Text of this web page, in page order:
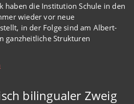
haben die Institution Schule in den
wiedervor neue
in der Folge sind am Albert-
ganzheitliche Strukturen
bilingualer Zweig